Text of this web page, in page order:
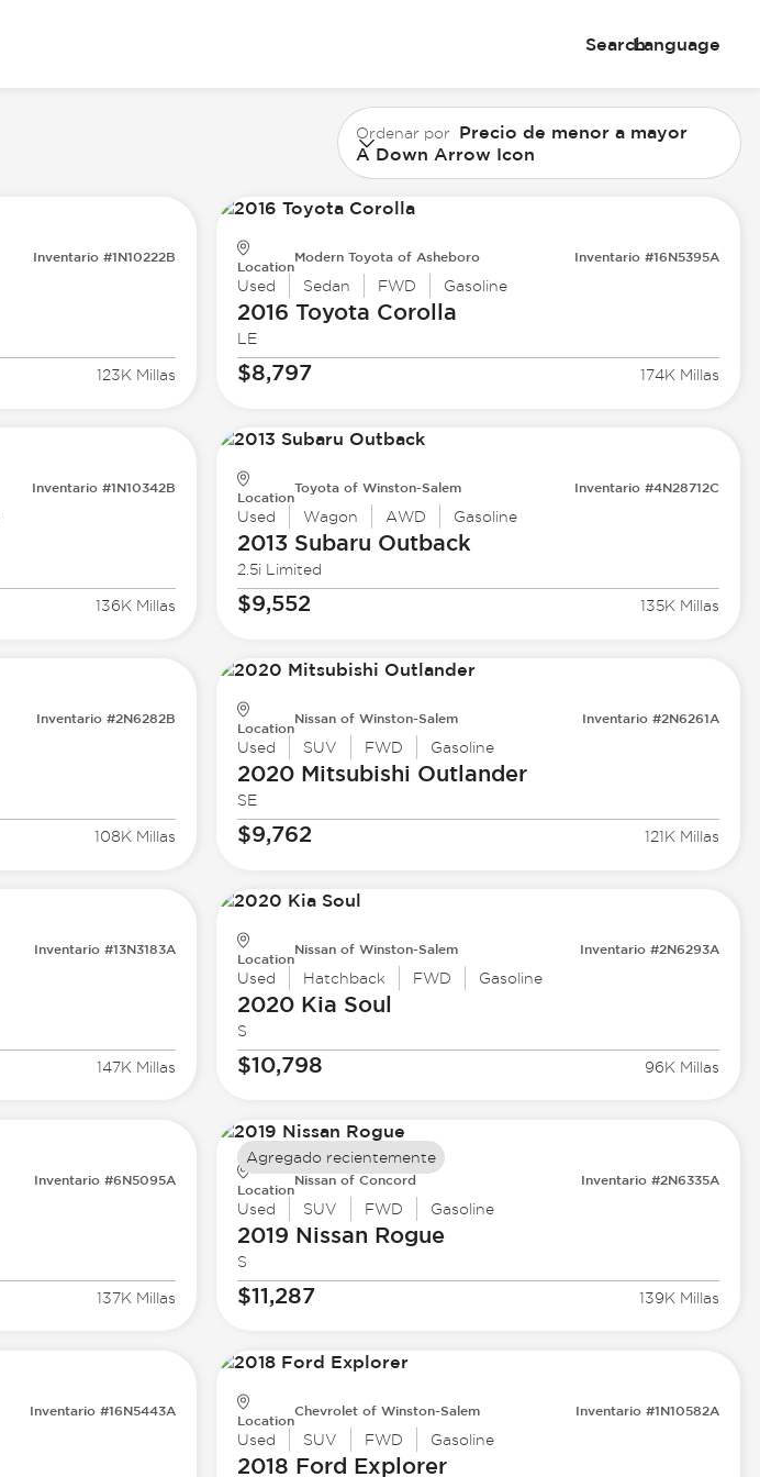
SearchLanguage
Ordenar por Precio de menor a mayor
A Down Arrow Icon
Inventario #1N10222B
123K Millas
Location
Modern Toyota of Asheboro Inventario #16N5395A
Used Sedan FWD Gasoline
2016 Toyota Corolla
LE
$8,797 174K Millas
Inventario #1N10342B
136K Millas
Location
Toyota of Winston-Salem Inventario #4N28712C
Used Wagon AWD Gasoline
2013 Subaru Outback
2.5i Limited
$9,552 135K Millas
Inventario #2N6282B
108K Millas
Location
Nissan of Winston-Salem Inventario #2N6261A
Used SUV FWD Gasoline
2020 Mitsubishi Outlander
SE
$9,762 121K Millas
Inventario #13N3183A
147K Millas
Location
Nissan of Winston-Salem Inventario #2N6293A
Used Hatchback FWD Gasoline
2020 Kia Soul
S
$10,798 96K Millas
Inventario #6N5095A
137K Millas
Location
Nissan of Concord Inventario #2N6335A
Used SUV FWD Gasoline
2019 Nissan Rogue
S
$11,287 139K Millas
Agregado recientemente
Inventario #16N5443A
Location
Chevrolet of Winston-Salem Inventario #1N10582A
Used SUV FWD Gasoline
2018 Ford Explorer